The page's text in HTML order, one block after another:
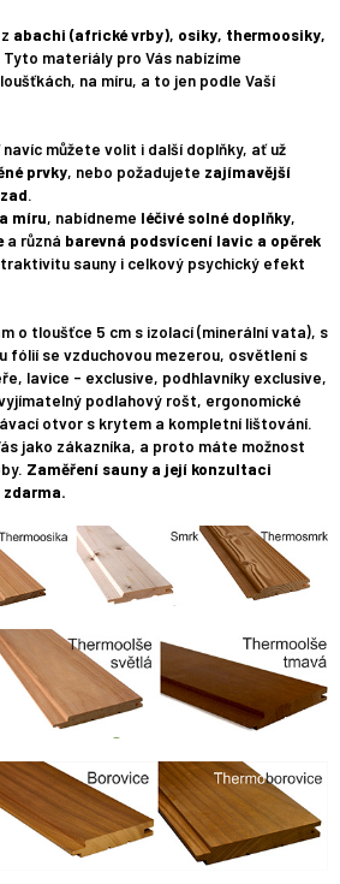
abachi (africké vrby), osiky, thermoosiky,
Tyto materiály pro Vás nabízíme
na míru, a to jen podle Vaší
navíc můžete volit i další doplňky, ať už
prvky, nebo požadujete zajímavější
.
míru, nabídneme léčivé solné doplňky,
a různá barevná podsvícení lavic a opěrek
sauny i celkový psychický efekt
o tloušťce 5 cm s izolací (minerální vata), s
fólií se vzduchovou mezerou, osvětlení s
lavice - exclusive, podhlavníky exclusive,
podlahový rošt, ergonomické
otvor s krytem a kompletní lištování.
jako zákazníka, a proto máte možnost
Zaměření sauny a její konzultaci